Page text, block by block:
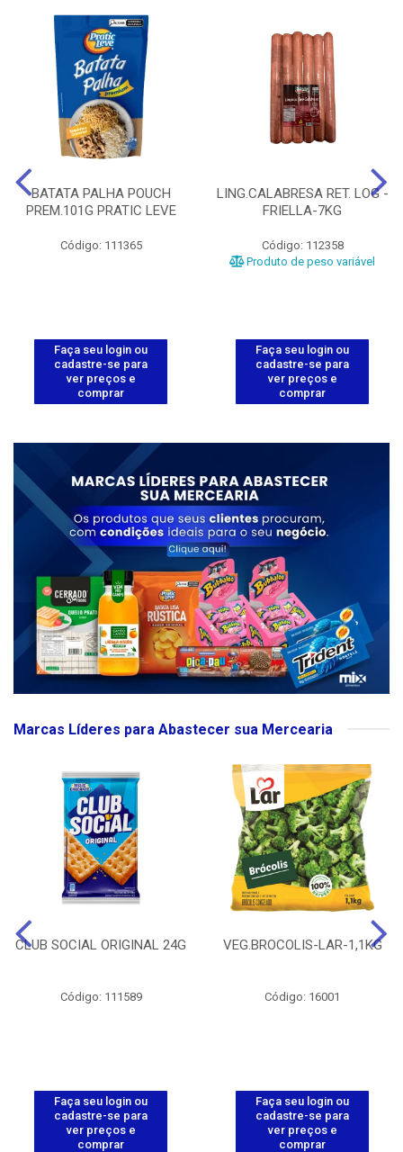
BATATA PALHA POUCH
PREM.101G PRATIC LEVE
Código: 111365
Faça seu login ou
cadastre-se para
ver preços e
comprar
LING.CALABRESA RET. LOG -
FRIELLA-7KG
Código: 112358
Produto de peso variável
Faça seu login ou
cadastre-se para
ver preços e
comprar
Marcas Líderes para Abastecer sua Mercearia
CLUB SOCIAL ORIGINAL 24G
Código: 111589
Faça seu login ou
cadastre-se para
ver preços e
comprar
VEG.BROCOLIS-LAR-1,1KG
Código: 16001
Faça seu login ou
cadastre-se para
ver preços e
comprar